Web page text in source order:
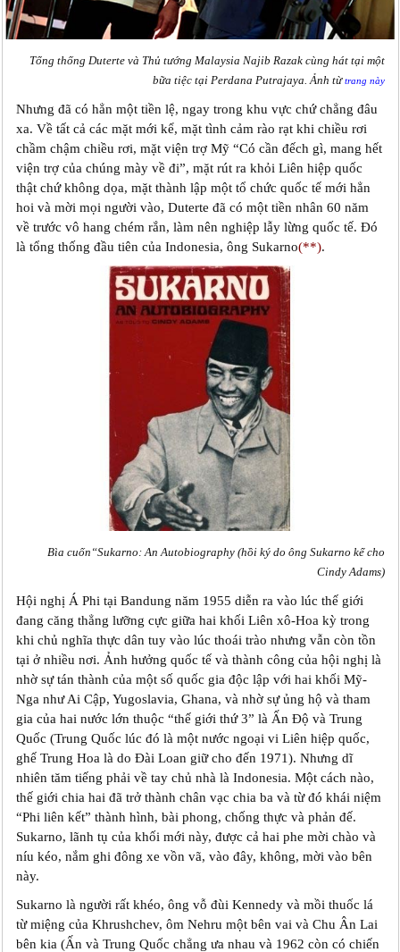
Tổng thống Duterte và Thủ tướng Malaysia Najib Razak cùng hát tại một
bữa tiệc tại Perdana Putrajaya. Ảnh từtrang này
Nhưng đã có hẳn một tiền lệ, ngay trong khu vực chứ chẳng đâu
xa. Về tất cả các mặt mới kể, mặt tình cảm rào rạt khi chiều rơi
chầm chậm chiều rơi, mặt viện trợ Mỹ “Có cần đếch gì, mang hết
viện trợ của chúng mày về đi”, mặt rút ra khỏi Liên hiệp quốc
thật chứ không dọa, mặt thành lập một tổ chức quốc tế mới hẳn
hoi và mời mọi người vào, Duterte đã có một tiền nhân 60 năm
về trước vô hang chém rắn, làm nên nghiệp lẫy lừng quốc tế. Đó
là tổng thống đầu tiên của Indonesia, ông Sukarno(**).
Bìa cuốn“Sukarno: An Autobiography (hồi ký do ông Sukarno kể cho
Cindy Adams)
Hội nghị Á Phi tại Bandung năm 1955 diễn ra vào lúc thế giới
đang căng thẳng lưỡng cực giữa hai khối Liên xô-Hoa kỳ trong
khi chủ nghĩa thực dân tuy vào lúc thoái trào nhưng vẫn còn tồn
tại ở nhiều nơi. Ảnh hưởng quốc tế và thành công của hội nghị là
nhờ sự tán thành của một số quốc gia độc lập với hai khối Mỹ-
Nga như Ai Cập, Yugoslavia, Ghana, và nhờ sự ủng hộ và tham
gia của hai nước lớn thuộc “thế giới thứ 3” là Ấn Độ và Trung
Quốc (Trung Quốc lúc đó là một nước ngoại vi Liên hiệp quốc,
ghế Trung Hoa là do Đài Loan giữ cho đến 1971). Nhưng dĩ
nhiên tăm tiếng phải về tay chủ nhà là Indonesia. Một cách nào,
thế giới chia hai đã trở thành chân vạc chia ba và từ đó khái niệm
“Phi liên kết” thành hình, bài phong, chống thực và phản đế.
Sukarno, lãnh tụ của khối mới này, được cả hai phe mời chào và
níu kéo, nắm ghi đông xe vồn vã, vào đây, không, mời vào bên
này.
Sukarno là người rất khéo, ông vỗ đùi Kennedy và mồi thuốc lá
từ miệng của Khrushchev, ôm Nehru một bên vai và Chu Ân Lai
bên kia (Ấn và Trung Quốc chẳng ưa nhau và 1962 còn có chiến